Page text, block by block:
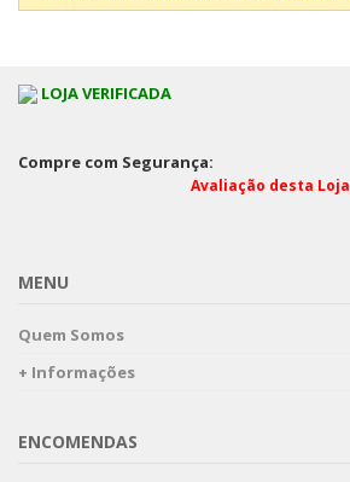
LOJA VERIFICADA
Compre com Segurança:
Avaliação desta Loja
MENU
Quem Somos
+ Informações
ENCOMENDAS